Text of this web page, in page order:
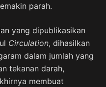
parah.
yang dipublikasikan
Circulation, dihasilkan
dalam jumlah yang
tekanan darah,
membuat